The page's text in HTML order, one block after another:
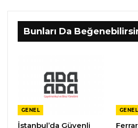
Bunları Da
GENEL
İstanbul’da Güvenli
GENEL